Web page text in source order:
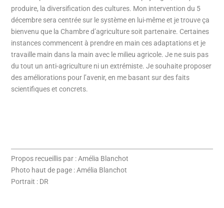
produire, la diversification des cultures. Mon intervention du 5
décembre sera centrée sur le système en lui-même et je trouve ça
bienvenu que la Chambre d’agriculture soit partenaire. Certaines
instances commencent à prendre en main ces adaptations et je
travaille main dans la main avec le milieu agricole. Je ne suis pas
du tout un anti-agriculture ni un extrémiste. Je souhaite proposer
des améliorations pour l’avenir, en me basant sur des faits
scientifiques et concrets.
Propos recueillis par : Amélia Blanchot
Photo haut de page : Amélia Blanchot
Portrait : DR